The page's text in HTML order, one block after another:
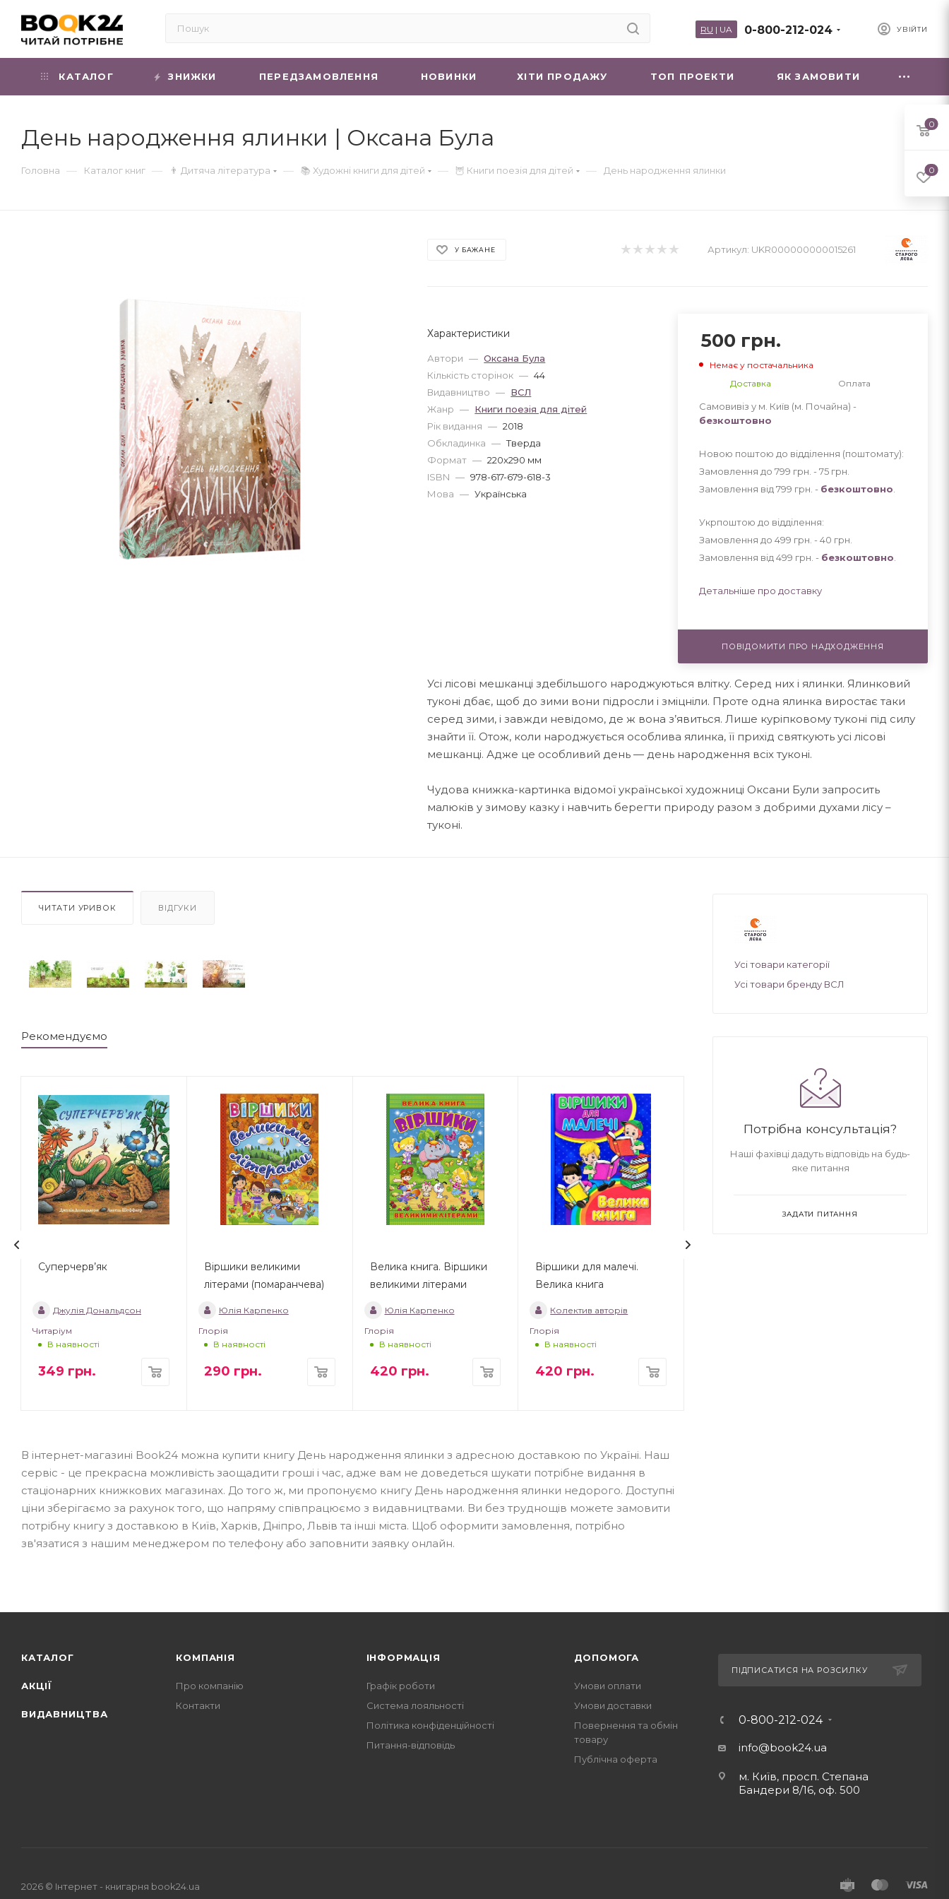
УВІЙТИ
0-800-212-024
RU | UA
КАТАЛОГ ЗНИЖКИ ПЕРЕДЗАМОВЛЕННЯ НОВИНКИ ХIТИ ПРОДАЖУ ТОП ПРОЕКТИ ЯК ЗАМОВИТИ
День народження ялинки | Оксана Була
Головна — Каталог книг — 👨 Дитяча література — 📚 Художні книги для дітей — 🦉 Книги поезія для дітей — День народження ялинки
У БАЖАНЕ Артикул: UKR000000000015261
Характеристики
Автори — Оксана Була
Кількість сторінок — 44
Видавництво — ВСЛ
Жанр — Книги поезія для дітей
Рік видання — 2018
Обкладинка — Тверда
Формат — 220x290 мм
ISBN — 978-617-679-618-3
Мова — Українська
500 грн.
Немає у постачальника
Доставка
Оплата
Самовивіз у м. Київ (м. Почайна) -
безкоштовно
Новою поштою до відділення (поштомату):
Замовлення до 799 грн. - 75 грн
Замовлення від 799 грн. - безкоштовно
Укрпоштою до відділення:
Замовлення до 499 грн. - 40 грн
Замовлення від 499 грн. - безкоштовно
Детальніше про доставку
ПОВІДОМИТИ ПРО НАДХОДЖЕННЯ
Усі лісові мешканці здебільшого народжуються влітку. Серед них і ялинки. Ялинковий
туконі дбає, щоб до зими вони підросли і зміцніли. Проте одна ялинка виростає таки
серед зими, і завжди невідомо, де ж вона з’явиться. Лише куріпковому туконі під силу
знайти її. Отож, коли народжується особлива ялинка, її прихід святкують усі лісові
мешканці. Адже це особливий день — день народження всіх туконі.
Чудова книжка-картинка відомої української художниці Оксани Були запросить
малюків у зимову казку і навчить берегти природу разом з добрими духами лісу –
туконі.
ЧИТАТИ УРИВОК ВІДГУКИ
Рекомендуємо
Суперчерв’як
Джулія Дональдсон
Читаріум
В наявності
349 грн.
Віршики великими
літерами (помаранчева)
Юлія Карпенко
Глорія
В наявності
290 грн.
Велика книга. Віршики
великими літерами
Юлія Карпенко
Глорія
В наявності
420 грн.
Віршики для малечі.
Велика книга
Колектив авторів
Глорія
В наявності
420 грн.
В інтернет-магазині Book24 можна купити книгу День народження ялинки з адресною доставкою по Україні. Наш
сервіс - це прекрасна можливість заощадити гроші і час, адже вам не доведеться шукати потрібне видання в
стаціонарних книжкових магазинах. До того ж, ми пропонуємо книгу День народження ялинки недорого. Доступні
ціни зберігаємо за рахунок того, що напряму співпрацюємо з видавництвами. Ви без труднощів можете замовити
потрібну книгу з доставкою в Київ, Харків, Дніпро, Львів та інші міста. Щоб оформити замовлення, потрібно
зв'язатися з нашим менеджером по телефону або заповнити заявку онлайн.
Усі товари категорії
Усі товари бренду ВСЛ
Потрібна консультація?
Наші фахівці дадуть відповідь на будь-
яке питання
ЗАДАТИ ПИТАННЯ
КАТАЛОГ
АКЦІЇ
ВИДАВНИЦТВА
КОМПАНІЯ
Про компанію
Контакти
ІНФОРМАЦІЯ
Графік роботи
Система лояльності
Політика конфіденційності
Питання-відповідь
ДОПОМОГА
Умови оплати
Умови доставки
Повернення та обмін
товару
Публічна оферта
ПІДПИСАТИСЯ НА РОЗСИЛКУ
0-800-212-024
info@book24.ua
м. Київ, просп. Степана
Бандери 8/16, оф. 500
2026 © Iнтернет - книгарня book24.ua
0
0